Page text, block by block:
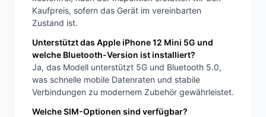
Kaufpreis, sofern das Gerät im vereinbarten
Zustand ist.
Unterstützt das Apple iPhone 12 Mini 5G und
welche Bluetooth-Version ist installiert?
Ja, das Modell unterstützt 5G und Bluetooth 5.0,
was schnelle mobile Datenraten und stabile
Verbindungen zu modernem Zubehör gewährleistet.
Welche SIM-Optionen sind verfügbar?